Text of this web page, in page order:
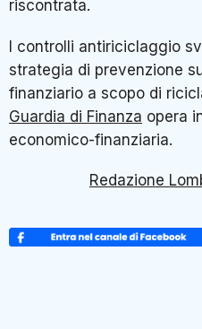
riscontrata.
I controlli antiriciclaggio
strategia di prevenzione
finanziario a scopo di
Guardia di Finanza opera
economico-finanziaria.
Redazione